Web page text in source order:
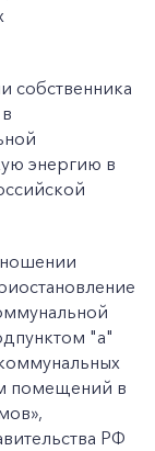
собственника
энергию в
"а"
помещений в
РФ